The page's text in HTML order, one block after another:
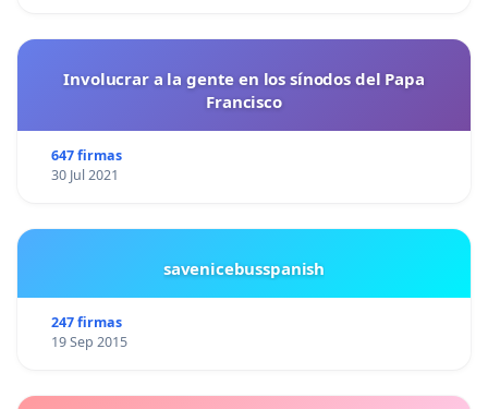
Involucrar a la gente en los sínodos del Papa
Francisco
647 firmas
30 Jul 2021
savenicebusspanish
247 firmas
19 Sep 2015